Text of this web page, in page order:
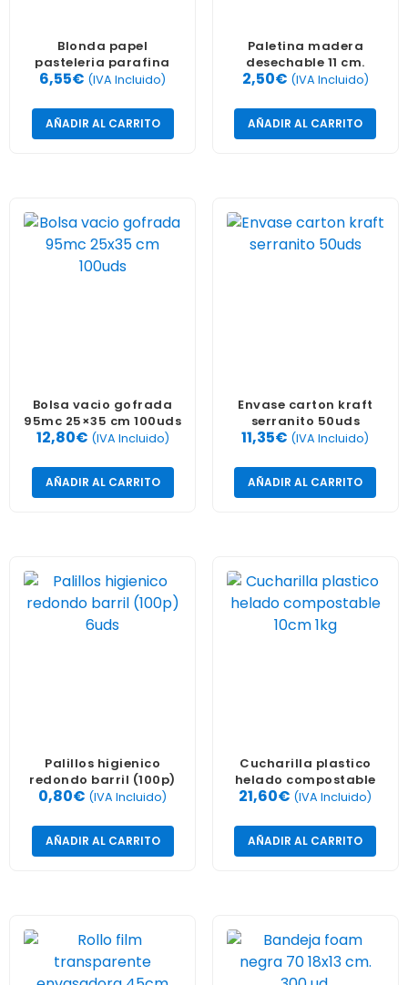
Blonda papel
pasteleria parafina
redondo 28cm 100uds
6,55€ (IVA Incluido)
AÑADIR AL CARRITO
Paletina madera
desechable 11 cm.
1000p
2,50€ (IVA Incluido)
AÑADIR AL CARRITO
Bolsa vacio gofrada
95mc 25×35 cm 100uds
12,80€ (IVA Incluido)
AÑADIR AL CARRITO
Envase carton kraft
serranito 50uds
11,35€ (IVA Incluido)
AÑADIR AL CARRITO
Palillos higienico
redondo barril (100p)
6uds
0,80€ (IVA Incluido)
AÑADIR AL CARRITO
Cucharilla plastico
helado compostable
10cm 1kg
21,60€ (IVA Incluido)
AÑADIR AL CARRITO